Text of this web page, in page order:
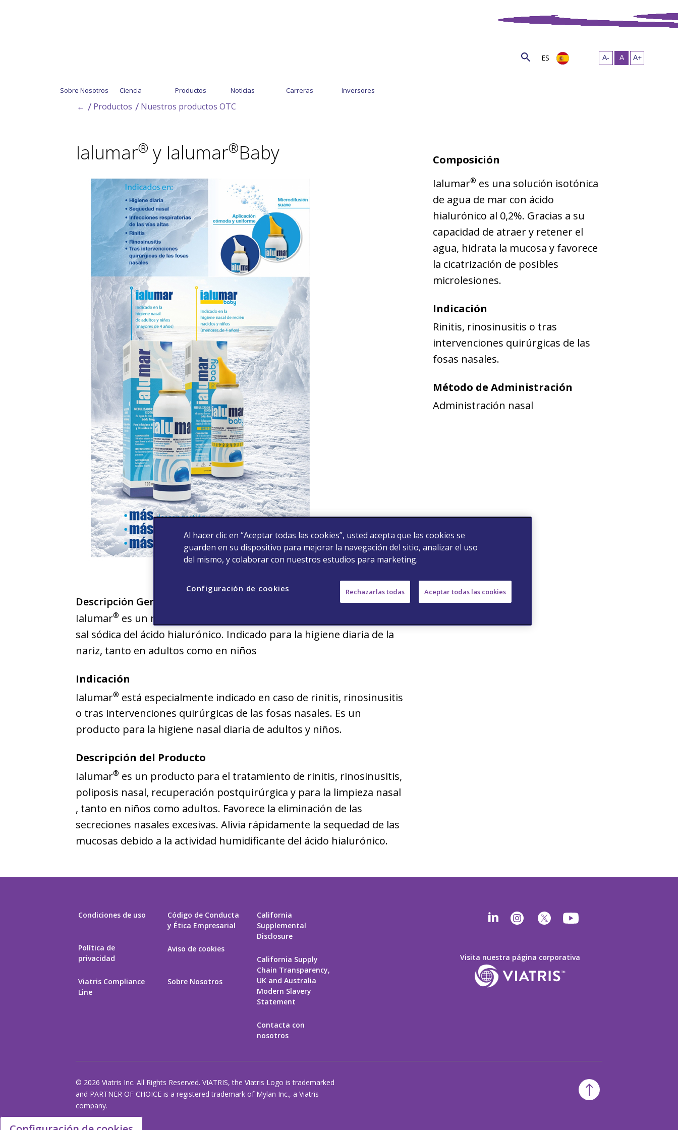
ES
Sobre Nosotros Ciencia Productos Noticias Carreras Inversores
← Productos Nuestros productos OTC
Ialumar® y Ialumar®Baby
Descripción General del Producto
Ialumar® es un nebulizador de solución isotónica de agua de mar y
sal sódica del ácido hialurónico. Indicado para la higiene diaria de la
nariz, tanto en adultos como en niños
Indicación
Ialumar® está especialmente indicado en caso de rinitis, rinosinusitis
o tras intervenciones quirúrgicas de las fosas nasales. Es un
producto para la higiene nasal diaria de adultos y niños.
Descripción del Producto
Ialumar® es un producto para el tratamiento de rinitis, rinosinusitis,
poliposis nasal, recuperación postquirúrgica y para la limpieza nasal
, tanto en niños como adultos. Favorece la eliminación de las
secreciones nasales excesivas. Alivia rápidamente la sequedad de las
mucosas debido a la actividad humidificante del ácido hialurónico.
Composición
Ialumar® es una solución isotónica
de agua de mar con ácido
hialurónico al 0,2%. Gracias a su
capacidad de atraer y retener el
agua, hidrata la mucosa y favorece
la cicatrización de posibles
microlesiones.
Indicación
Rinitis, rinosinusitis o tras
intervenciones quirúrgicas de las
fosas nasales.
Método de Administración
Administración nasal
Condiciones de uso
Política de
privacidad
Viatris Compliance
Line
Código de Conducta
y Ética Empresarial
Aviso de cookies
Sobre Nosotros
California
Supplemental
Disclosure
California Supply
Chain Transparency,
UK and Australia
Modern Slavery
Statement
Contacta con
nosotros
Visita nuestra página corporativa
© 2026 Viatris Inc. All Rights Reserved. VIATRIS, the Viatris Logo is trademarked
and PARTNER OF CHOICE is a registered trademark of Mylan Inc., a Viatris
company.
Al hacer clic en “Aceptar todas las cookies”, usted acepta que las cookies se
guarden en su dispositivo para mejorar la navegación del sitio, analizar el uso
del mismo, y colaborar con nuestros estudios para marketing.
Rechazarlas todas Aceptar todas las cookies
Configuración de cookies